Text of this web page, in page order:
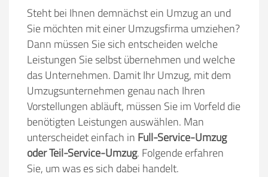
Steht bei Ihnen demnächst ein Umzug an und
Sie möchten mit einer Umzugsfirma umziehen?
Dann müssen Sie sich entscheiden welche
Leistungen Sie selbst übernehmen und welche
das Unternehmen. Damit Ihr Umzug, mit dem
Umzugsunternehmen genau nach Ihren
Vorstellungen abläuft, müssen Sie im Vorfeld die
benötigten Leistungen auswählen. Man
unterscheidet einfach in Full-Service-Umzug
oder Teil-Service-Umzug. Folgende erfahren
Sie, um was es sich dabei handelt.